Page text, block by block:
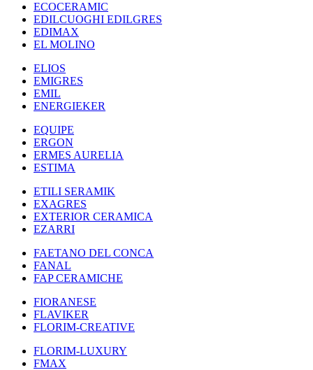
ECOCERAMIC
EDILCUOGHI EDILGRES
EDIMAX
EL MOLINO
ELIOS
EMIGRES
EMIL
ENERGIEKER
EQUIPE
ERGON
ERMES AURELIA
ESTIMA
ETILI SERAMIK
EXAGRES
EXTERIOR CERAMICA
EZARRI
FAETANO DEL CONCA
FANAL
FAP CERAMICHE
FIORANESE
FLAVIKER
FLORIM-CREATIVE
FLORIM-LUXURY
FMAX